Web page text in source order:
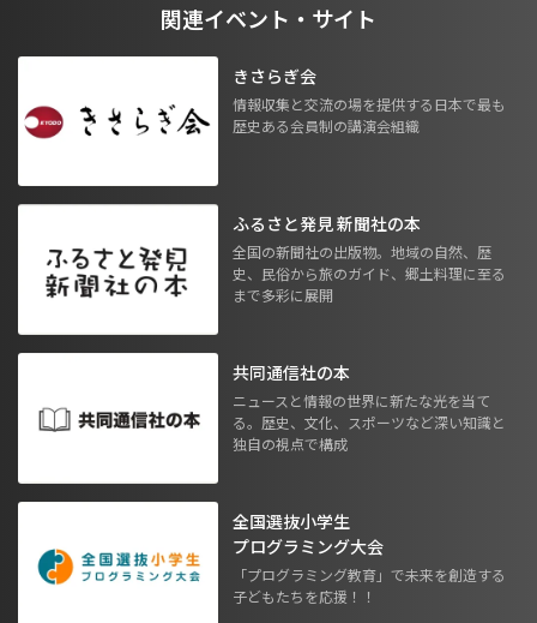
関連イベント・サイト
きさらぎ会
情報収集と交流の場を提供する日本で最も
歴史ある会員制の講演会組織
ふるさと発見 新聞社の本
全国の新聞社の出版物。地域の自然、歴
史、民俗から旅のガイド、郷土料理に至る
まで多彩に展開
共同通信社の本
ニュースと情報の世界に新たな光を当て
る。歴史、文化、スポーツなど深い知識と
独自の視点で構成
全国選抜小学生
プログラミング大会
「プログラミング教育」で未来を創造する
子どもたちを応援！！